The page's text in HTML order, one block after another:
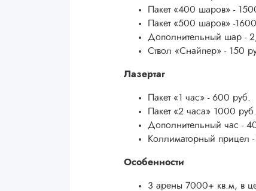
Пакет «400 шаров» -
Пакет «500 шаров» -
Дополнительный шар -
Ствол «Снайпер» - 150
Лазертаг
Пакет «1 час» - 600 руб.
Пакет «2 часа» 1000 руб.
Дополнительный час -
Коллиматорный прицел
Особенности
3 арены 7000+ кв.м, в